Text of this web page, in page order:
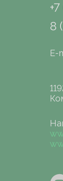
8
E-